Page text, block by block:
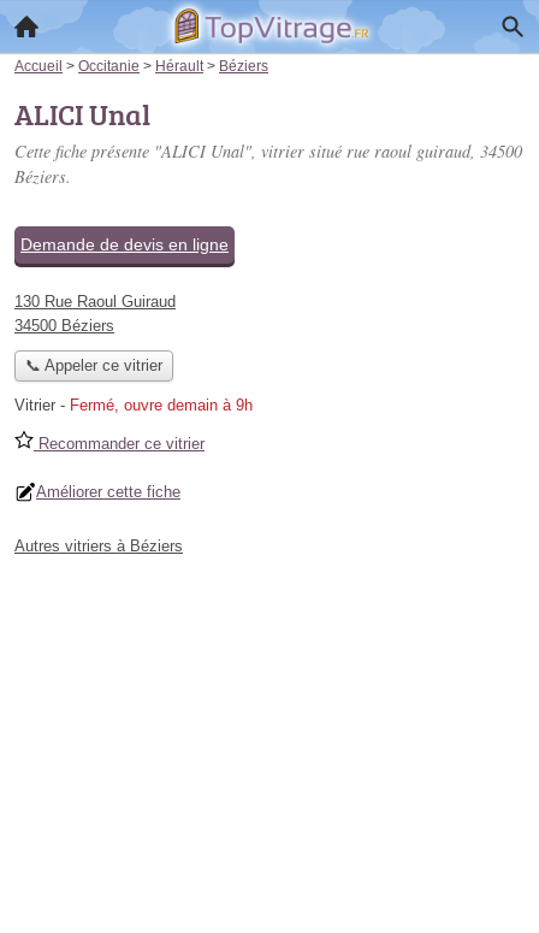
Accueil > Occitanie > Hérault > Béziers
ALICI Unal
Cette fiche présente "ALICI Unal", vitrier situé rue raoul guiraud, 34500
Béziers.
Demande de devis en ligne
130 Rue Raoul Guiraud
34500 Béziers
📞 Appeler ce vitrier
Vitrier - Fermé, ouvre demain à 9h
Recommander ce vitrier
Améliorer cette fiche
Autres vitriers à Béziers